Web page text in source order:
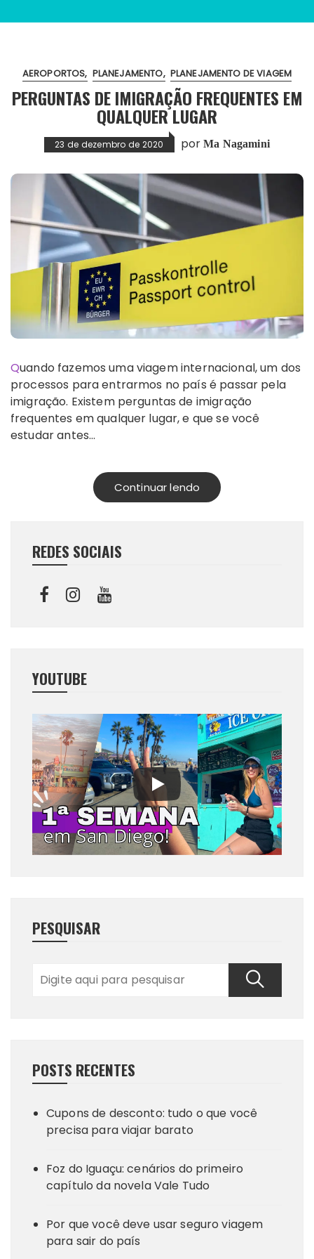
AEROPORTOS PLANEJAMENTO PLANEJAMENTO DE VIAGEM
PERGUNTAS DE IMIGRAÇÃO FREQUENTES EM
QUALQUER LUGAR
23 de dezembro de 2020 porMa Nagamini
Quando fazemos uma viagem internacional, um dos
processos para entrarmos no país é passar pela
imigração. Existem perguntas de imigração
frequentes em qualquer lugar, e que se você
estudar antes…
Continuar lendo
REDES SOCIAIS
YOUTUBE
PESQUISAR
POSTS RECENTES
Cupons de desconto: tudo o que você
precisa para viajar barato
Foz do Iguaçu: cenários do primeiro
capítulo da novela Vale Tudo
Por que você deve usar seguro viagem
para sair do país